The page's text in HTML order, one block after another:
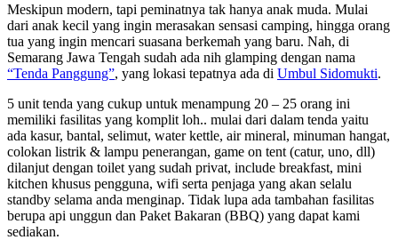
Meskipun modern, tapi peminatnya tak hanya anak muda. Mulai
dari anak kecil yang ingin merasakan sensasi camping, hingga orang
tua yang ingin mencari suasana berkemah yang baru. Nah, di
Semarang Jawa Tengah sudah ada nih glamping dengan nama
“Tenda Panggung”, yang lokasi tepatnya ada di Umbul Sidomukti.
5 unit tenda yang cukup untuk menampung 20 – 25 orang ini
memiliki fasilitas yang komplit loh.. mulai dari dalam tenda yaitu
ada kasur, bantal, selimut, water kettle, air mineral, minuman hangat,
colokan listrik & lampu penerangan, game on tent (catur, uno, dll)
dilanjut dengan toilet yang sudah privat, include breakfast, mini
kitchen khusus pengguna, wifi serta penjaga yang akan selalu
standby selama anda menginap. Tidak lupa ada tambahan fasilitas
berupa api unggun dan Paket Bakaran (BBQ) yang dapat kami
sediakan.